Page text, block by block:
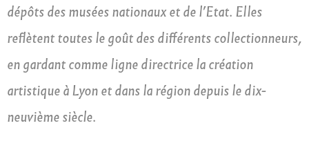
dépôts des musées nationaux et de l’Etat. Elles
reflètent toutes le goût des différents collectionneurs,
en gardant comme ligne directrice la création
artistique à Lyon et dans la région depuis le dix-
neuvième siècle.